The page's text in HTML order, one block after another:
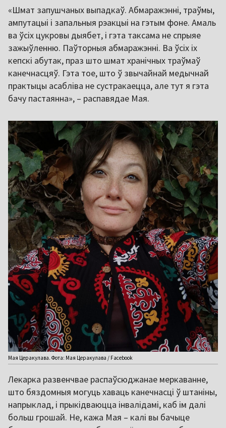
«Шмат запушчаных выпадкаў. Абмаражэнні, траўмы,
ампутацыі і запальныя рэакцыі на гэтым фоне. Амаль
ва ўсіх цукровы дыябет, і гэта таксама не спрыяе
зажыўленню. Паўторныя абмаражэнні. Ва ўсіх іх
кепскі абутак, праз што шмат хранічных траўмаў
канечнасцяў. Гэта тое, што ў звычайнай медычнай
практыцы асабліва не сустракаецца, але тут я гэта
бачу пастаянна», – распавядае Мая.
Мая Церакулава. Фота: Мая Церакулава / Facebook
Лекарка развенчвае распаўсюджанае меркаванне,
што бяздомныя могуць хаваць канечнасці ў штаніны,
напрыклад, і прыкідваюцца інвалідамі, каб ім далі
больш грошай. Не, кажа Мая – калі вы бачыце